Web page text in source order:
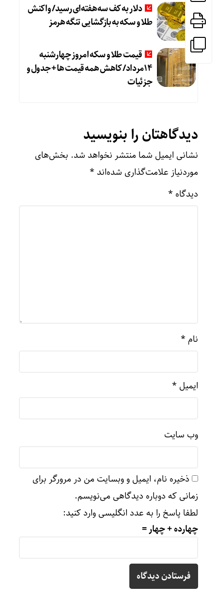
دلار به کف سه‌هفته‌ای رسید/ واکنش
طلا و سکه به بازگشایی تنگه هرمز
قیمت طلا و سکه امروز چهارشنبه
14مرداد/ کاهش همه قیمت ها + جدول و
جزئیات
دیدگاهتان را بنویسید
نشانی ایمیل شما منتشر نخواهد شد. بخش‌های
موردنیاز علامت‌گذاری شده‌اند *
دیدگاه *
نام *
ایمیل *
وب‌ سایت
ذخیره نام، ایمیل و وبسایت من در مرورگر برای
زمانی که دوباره دیدگاهی می‌نویسم.
لطفا پاسخ را به عدد انگلیسی وارد کنید:
چهارده + چهار =